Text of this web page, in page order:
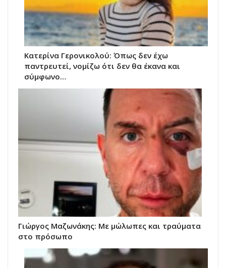
Κατερίνα Γερονικολού: Όπως δεν έχω
παντρευτεί, νομίζω ότι δεν θα έκανα και
σύμφωνο…
Γιώργος Μαζωνάκης: Με μώλωπες και τραύματα
στο πρόσωπο